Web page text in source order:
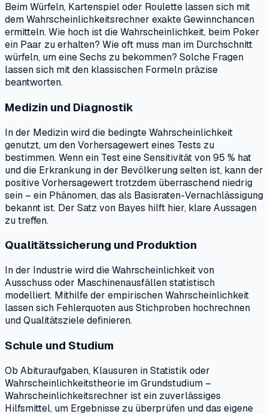
Beim Würfeln, Kartenspiel oder Roulette lassen sich mit
dem Wahrscheinlichkeitsrechner exakte Gewinnchancen
ermitteln. Wie hoch ist die Wahrscheinlichkeit, beim Poker
ein Paar zu erhalten? Wie oft muss man im Durchschnitt
würfeln, um eine Sechs zu bekommen? Solche Fragen
lassen sich mit den klassischen Formeln präzise
beantworten.
Medizin und Diagnostik
In der Medizin wird die bedingte Wahrscheinlichkeit
genutzt, um den Vorhersagewert eines Tests zu
bestimmen. Wenn ein Test eine Sensitivität von 95 % hat
und die Erkrankung in der Bevölkerung selten ist, kann der
positive Vorhersagewert trotzdem überraschend niedrig
sein – ein Phänomen, das als Basisraten-Vernachlässigung
bekannt ist. Der Satz von Bayes hilft hier, klare Aussagen
zu treffen.
Qualitätssicherung und Produktion
In der Industrie wird die Wahrscheinlichkeit von
Ausschuss oder Maschinenausfällen statistisch
modelliert. Mithilfe der empirischen Wahrscheinlichkeit
lassen sich Fehlerquoten aus Stichproben hochrechnen
und Qualitätsziele definieren.
Schule und Studium
Ob Abituraufgaben, Klausuren in Statistik oder
Wahrscheinlichkeitstheorie im Grundstudium –
Wahrscheinlichkeitsrechner ist ein zuverlässiges
Hilfsmittel, um Ergebnisse zu überprüfen und das eigene